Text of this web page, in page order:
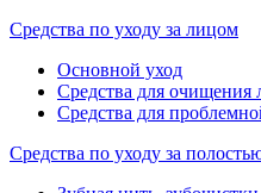
Средства по уходу за лицом
Основной уход
Средства для очищения
Средства для
Средства по уходу за